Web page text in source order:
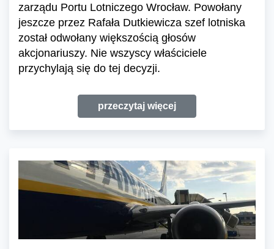
zarządu Portu Lotniczego Wrocław. Powołany
jeszcze przez Rafała Dutkiewicza szef lotniska
został odwołany większością głosów
akcjonariuszy. Nie wszyscy właściciele
przychylają się do tej decyzji.
przeczytaj więcej